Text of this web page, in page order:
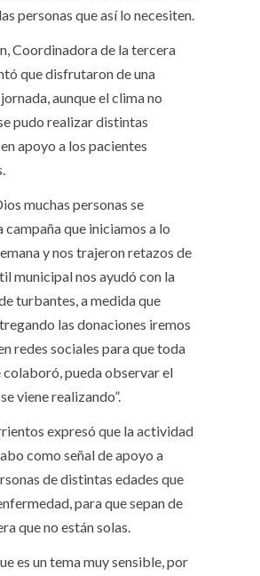
personas que así lo necesiten.
Coordinadora de la tercera
que disfrutaron de una
aunque el clima no
pudo realizar distintas
apoyo a los pacientes
muchas personas se
campaña que iniciamos a lo
y nos trajeron retazos de
municipal nos ayudó con la
turbantes, a medida que
las donaciones iremos
redes sociales para que toda
colaboró, pueda observar el
viene realizando”.
expresó que la actividad
como señal de apoyo a
de distintas edades que
para que sepan de
que no están solas.
es un tema muy sensible, por